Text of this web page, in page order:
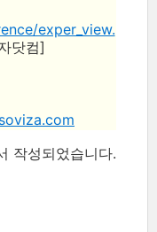
exper_view.
닷컴]
작성되었습니다.